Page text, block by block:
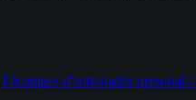
Tècniques d'entrenador personal